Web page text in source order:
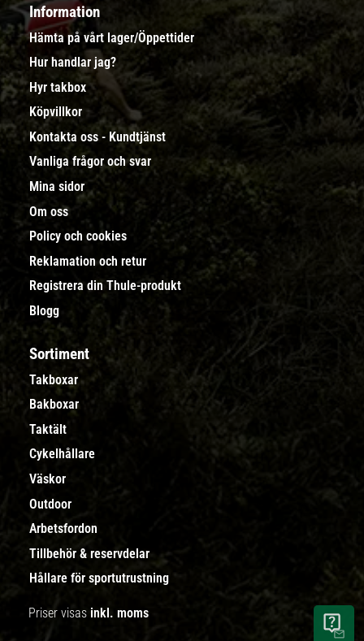
Information
Hämta på vårt lager/Öppettider
Hur handlar jag?
Hyr takbox
Köpvillkor
Kontakta oss - Kundtjänst
Vanliga frågor och svar
Mina sidor
Om oss
Policy och cookies
Reklamation och retur
Registrera din Thule-produkt
Blogg
Sortiment
Takboxar
Bakboxar
Taktält
Cykelhållare
Väskor
Outdoor
Arbetsfordon
Tillbehör & reservdelar
Hållare för sportutrustning
Priser visas inkl. moms